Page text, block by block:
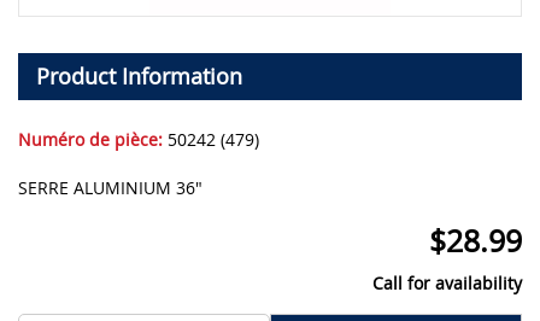
Product Information
Numéro de pièce: 50242 (479)
SERRE ALUMINIUM 36"
$28.99
Call for availability